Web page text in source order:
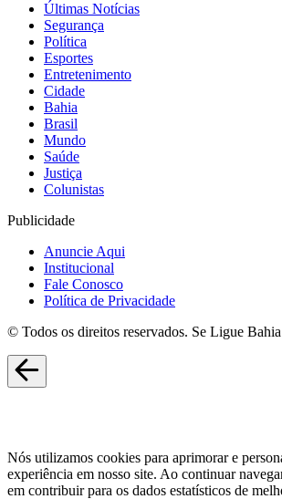
Últimas Notícias
Segurança
Política
Esportes
Entretenimento
Cidade
Bahia
Brasil
Mundo
Saúde
Justiça
Colunistas
Publicidade
Anuncie Aqui
Institucional
Fale Conosco
Política de Privacidade
© Todos os direitos reservados. Se Ligue Bahia
Nós utilizamos cookies para aprimorar e
experiência em nosso site. Ao continuar
em contribuir para os dados estatísticos de